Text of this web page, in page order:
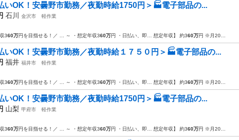
いOK！安曇野市勤務／夜勤時給1750円＞🏭電子部品の...
石川 金沢市
軽作業
360万円を目指せる！／ … ～ ・想定年収360万円 ・日払い、即… 想定年収】 約360万円 ※月20…
いOK！安曇野市勤務／夜勤時給１７５０円＞🏭電子部品の...
福井 福井市
軽作業
360万円を目指せる！／ … ～ ・想定年収360万円 ・日払い、即… 想定年収】 約360万円 ※月20…
いOK！安曇野市勤務／夜勤時給1750円＞🏭電子部品の...
山梨 甲府市
軽作業
360万円を目指せる！／ … ～ ・想定年収360万円 ・日払い、即… 想定年収】 約360万円 ※月20…